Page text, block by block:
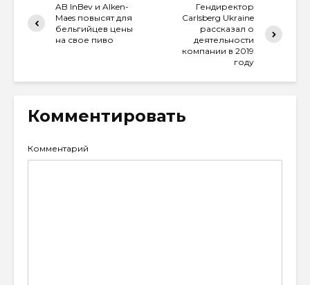
AB InBev и Alken-
Maes повысят для
бельгийцев цены
на свое пиво
Гендиректор
Carlsberg Ukraine
рассказал о
деятельности
компании в 2019
году
Комментировать
Комментарий